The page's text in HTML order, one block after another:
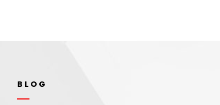
BLOG